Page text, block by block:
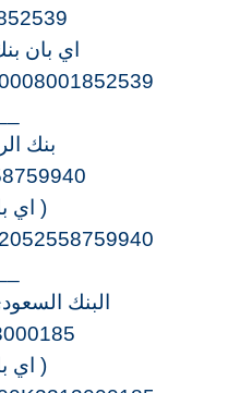
اي بان
بنك
( اي
البنك
( اي